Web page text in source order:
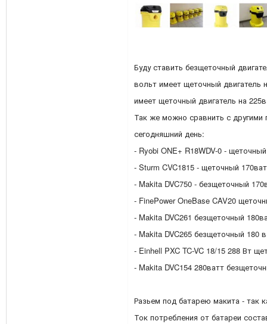
Буду ставить безщеточный
вольт имеет щеточный двигатель
имеет щеточный двигатель на
Так же можно сравнить с
сегодняшний день:
- Ryobi ONE+ R18WDV-0 -
- Sturm CVC1815 - щеточный
- Makita DVC750 - безщеточный
- FinePower OneBase CAV20
- Makita DVC261 безщеточный
- Makita DVC265 безщеточный 180
- Einhell PXC TC-VC 18/15 288 Вт
- Makita DVC154 280ватт
Разьем под батарею макита - так
Ток потребления от батареи